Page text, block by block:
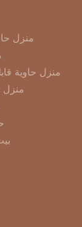
منزل
منزل حاوية
منزل